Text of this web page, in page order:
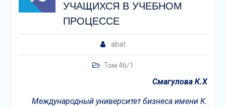
УЧАЩИХСЯ В УЧЕБНОМ
ПРОЦЕССЕ
abat
Том 46/1
Смагулова К.Х
Международный университет бизнеса имени К.